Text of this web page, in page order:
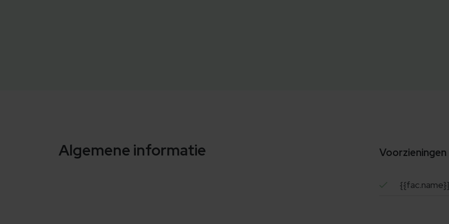
Algemene informatie Voorzieningen